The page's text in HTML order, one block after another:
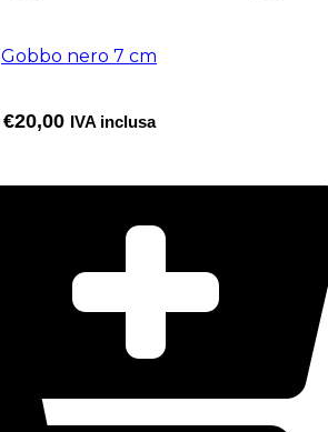
Gobbo nero 7 cm
€20,00 IVA inclusa